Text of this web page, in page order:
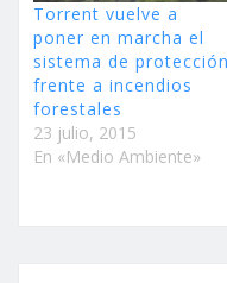
Torrent vuelve a
poner en marcha el
sistema de protección
frente a incendios
forestales
23 julio, 2015
En «Medio Ambiente»